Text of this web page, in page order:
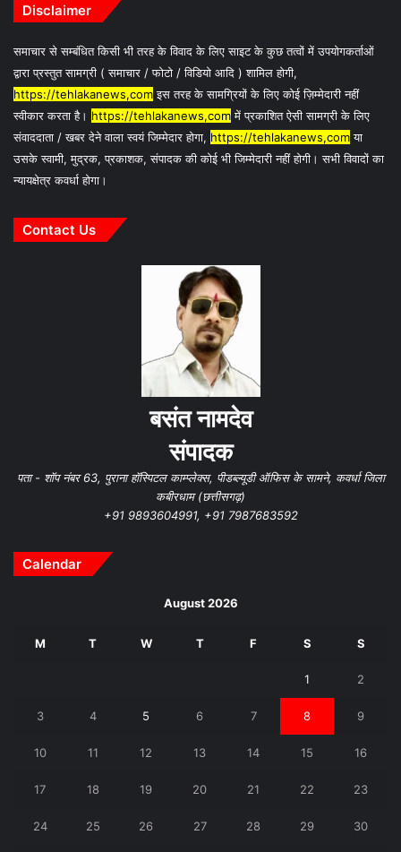
Disclaimer
समाचार से सम्बंधित किसी भी तरह के विवाद के लिए साइट के कुछ तत्वों में उपयोगकर्ताओं
द्वारा प्रस्तुत सामग्री ( समाचार / फोटो / विडियो आदि ) शामिल होगी,
https://tehlakanews,comइस तरह के सामग्रियों के लिए कोई ज़िम्मेदारी नहीं
स्वीकार करता है। https://tehlakanews,comमें प्रकाशित ऐसी सामग्री के लिए
संवाददाता / खबर देने वाला स्वयं जिम्मेदार होगा, https://tehlakanews,comया
उसके स्वामी, मुद्रक, प्रकाशक, संपादक की कोई भी जिम्मेदारी नहीं होगी। सभी विवादों का
न्यायक्षेत्र कवर्धा होगा।
Contact Us
बसंत नामदेव
संपादक
पता - शॉप नंबर 63, पुराना हॉस्पिटल काम्प्लेक्स, पीडब्ल्यूडी ऑफिस के सामने, कवर्धा जिला
कबीरधाम (छत्तीसगढ़)
+91 9893604991, +91 7987683592
Calendar
August 2026
M T W T F S S
1 2
3 4 5 6 7 8 9
10 11 12 13 14 15 16
17 18 19 20 21 22 23
24 25 26 27 28 29 30